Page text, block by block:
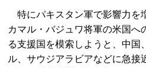
特にパキスタン軍で影響力を
カマル・バジュワ将軍の米国へ
る支援国を模索しようと、中国
ル、サウジアラビアなどに急接